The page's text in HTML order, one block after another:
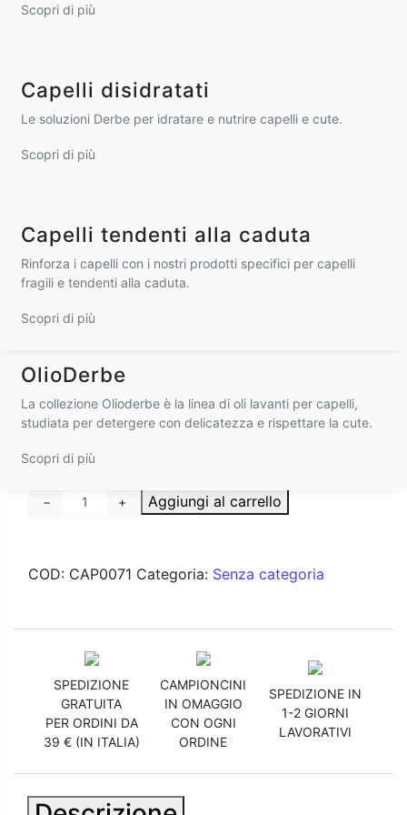
Purificanti per ambienti
Specifici per barba
Tecnologia e natura si fondono in sinergia per offrire
performance elevate e rispetto per la chioma.
Scopri di più
OlioDerbe
La collezione Olioderbe è la linea di oli lavanti per capelli,
studiata per detergere con delicatezza e rispettare la cute.
Scopri di più
Scopri di più
Scopri di più
Scopri di più
Capelli disidratati
Le soluzioni Derbe per idratare e nutrire capelli e cute.
Scopri di più
Capelli tendenti alla caduta
Rinforza i capelli con i nostri prodotti specifici per capelli
fragili e tendenti alla caduta.
Scopri di più
125 ml
La soluzione pre-sciampo è un trattamento
preliminare a base di semi di pompelmo ed
estratto di ortica entrambi noti per le loro
detergenza.
CODICE:CAP0071
Capelli Grassi
Pre-Sciampo
− + Aggiungi al carrello
COD: CAP0071 Categoria: Senza categoria
SPEDIZIONE
GRATUITA
PER ORDINI DA
39 € (IN ITALIA)
CAMPIONCINI
IN OMAGGIO
CON OGNI
ORDINE
SPEDIZIONE IN
1-2 GIORNI
LAVORATIVI